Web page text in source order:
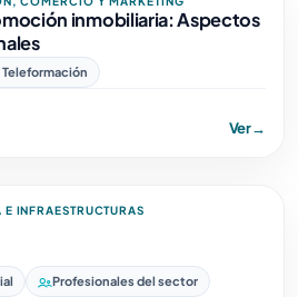
inmobiliaria: Aspectos
Ver→
INFRAESTRUCTURAS
Profesionales del sector